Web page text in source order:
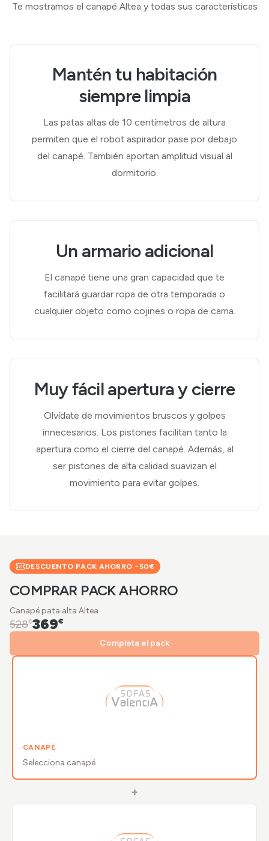
Te mostramos el canapé Altea y todas sus características
Mantén tu habitación
siempre limpia
Las patas altas de 10 centímetros de altura
permiten que el robot aspirador pase por debajo
del canapé. También aportan amplitud visual al
dormitorio.
Un armario adicional
El canapé tiene una gran capacidad que te
facilitará guardar ropa de otra temporada o
cualquier objeto como cojines o ropa de cama.
Muy fácil apertura y cierre
Olvídate de movimientos bruscos y golpes
innecesarios. Los pistones facilitan tanto la
apertura como el cierre del canapé. Además, al
ser pistones de alta calidad suavizan el
movimiento para evitar golpes.
DESCUENTO PACK AHORRO − 50€
COMPRAR PACK AHORRO
Canapé pata alta Altea
528€369€
Completa el pack
CANAPÉ
Selecciona canapé
+